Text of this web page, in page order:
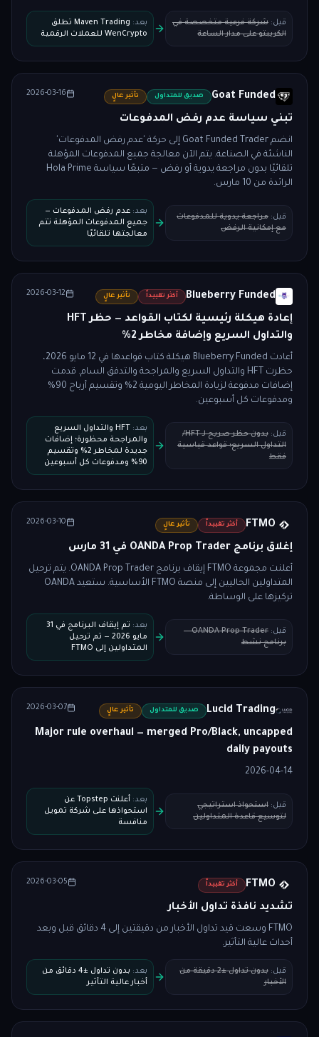
قبل: شركة فرعية متخصصة في
الكريبتو على مدار الساعة
بعد:
Maven Trading تطلق
WenCrypto للعملات الرقمية
Goat Funded صديق للمتداول تأثير عالٍ 2026-03-16
تبني سياسة عدم رفض المدفوعات
انضم Goat Funded Trader إلى حركة 'عدم رفض المدفوعات'
الناشئة في الصناعة. يتم الآن معالجة جميع المدفوعات المؤهلة
تلقائيًا بدون مراجعة يدوية أو رفض — متبعًا سياسة Hola Prime
الرائدة من 10 مارس.
قبل: مراجعة يدوية للمدفوعات
مع إمكانية الرفض
بعد: عدم رفض المدفوعات —
جميع المدفوعات المؤهلة تتم
معالجتها تلقائيًا
Blueberry Funded أكثر تقييداً تأثير عالٍ 2026-03-12
إعادة هيكلة رئيسية لكتاب القواعد — حظر HFT
والتداول السريع وإضافة مخاطر 2%
أعادت Blueberry Funded هيكلة كتاب قواعدها في 12 مايو 2026،
حظرت HFT والتداول السريع والمراجحة والتدفق السام. قدمت
إضافات مدفوعة لزيادة المخاطر اليومية 2% وتقسيم أرباح 90%
ومدفوعات كل أسبوعين.
قبل:
بدون حظر صريح لـ HFT/
التداول السريع؛ قواعد قياسية
فقط
بعد:
HFT والتداول السريع
والمراجحة محظورة؛ إضافات
جديدة لمخاطر 2% وتقسيم
90% ومدفوعات كل أسبوعين
FTMO أكثر تقييداً تأثير عالٍ 2026-03-10
إغلاق برنامج OANDA Prop Trader في 31 مارس
أعلنت مجموعة FTMO إيقاف برنامج OANDA Prop Trader. يتم ترحيل
المتداولين الحاليين إلى منصة FTMO الأساسية. ستعيد OANDA
تركيزها على الوساطة.
قبل:
OANDA Prop Trader —
برنامج نشط
بعد:
تم إيقاف البرنامج في 31
مايو 2026 — تم ترحيل
المتداولين إلى FTMO
Lucid Trading صديق للمتداول تأثير عالٍ 2026-03-07
Major rule overhaul — merged Pro/Black, uncapped
daily payouts
2026-04-14
قبل: استحواذ استراتيجي
لتوسيع قاعدة المتداولين
بعد:
أعلنت Topstep عن
استحواذها على شركة تمويل
منافسة
FTMO أكثر تقييداً 2026-03-05
تشديد نافذة تداول الأخبار
FTMO وسعت قيد تداول الأخبار من دقيقتين إلى 4 دقائق قبل وبعد
أحداث عالية التأثير.
قبل:
بدون تداول ±2 دقيقة من
الأخبار
بعد:
بدون تداول ±4 دقائق من
أخبار عالية التأثير